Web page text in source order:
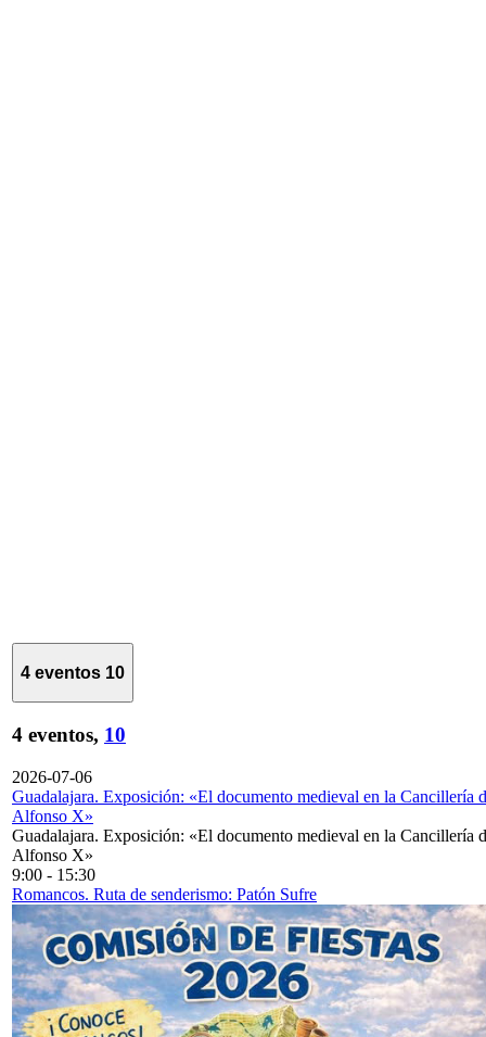
4 eventos 10
4 eventos, 10
2026-07-06
Guadalajara. Exposición: «El documento medieval en la Cancillería
Alfonso X»
Guadalajara. Exposición: «El documento medieval en la Cancillería
Alfonso X»
9:00 - 15:30
Romancos. Ruta de senderismo: Patón Sufre